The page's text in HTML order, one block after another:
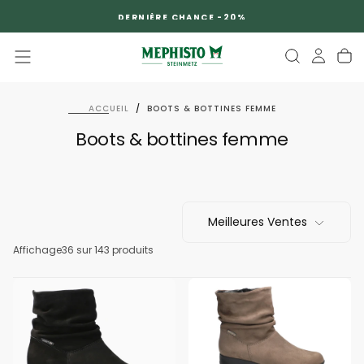
DERNIÈRE CHANCE -20%
ACCUEIL / BOOTS & BOTTINES FEMME
Boots & bottines femme
Meilleures Ventes
Affichage36 sur 143 produits